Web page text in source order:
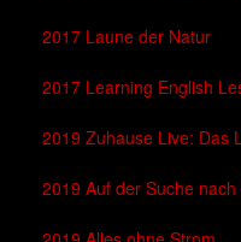
2017 Laune der Natur
2017 Learning English
2019 Zuhause Live: Das
2019 Auf der Suche